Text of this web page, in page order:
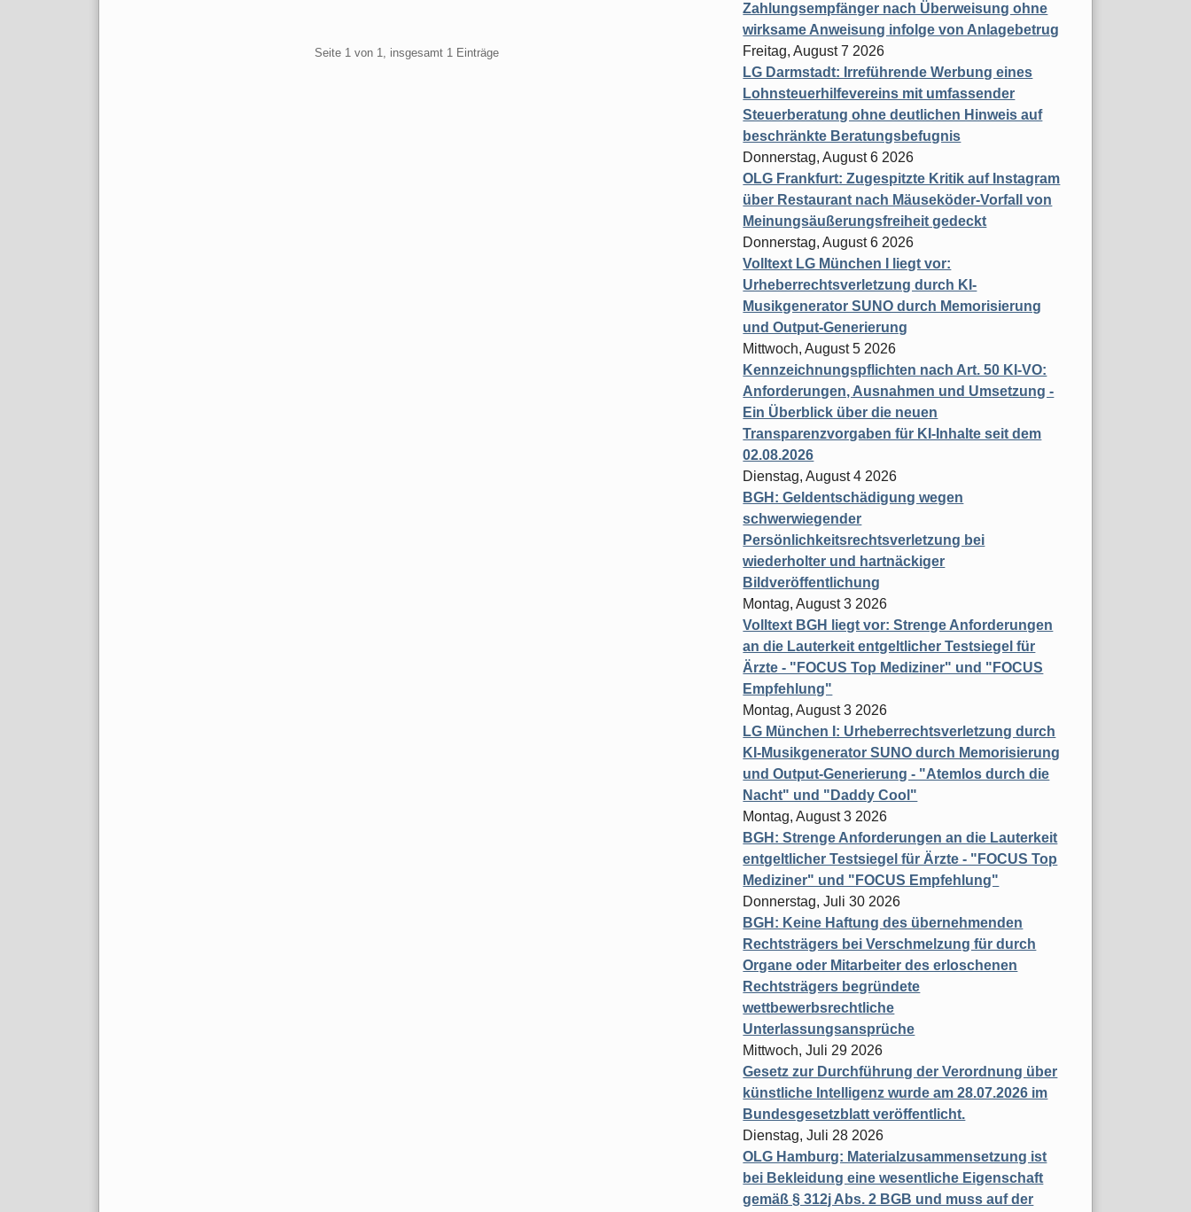
Seite 1 von 1, insgesamt 1 Einträge
Zahlungsempfänger nach Überweisung ohne
wirksame Anweisung infolge von Anlagebetrug
Freitag, August 7 2026
LG Darmstadt: Irreführende Werbung eines
Lohnsteuerhilfevereins mit umfassender
Steuerberatung ohne deutlichen Hinweis auf
beschränkte Beratungsbefugnis
Donnerstag, August 6 2026
OLG Frankfurt: Zugespitzte Kritik auf Instagram
über Restaurant nach Mäuseköder-Vorfall von
Meinungsäußerungsfreiheit gedeckt
Donnerstag, August 6 2026
Volltext LG München I liegt vor:
Urheberrechtsverletzung durch KI-
Musikgenerator SUNO durch Memorisierung
und Output-Generierung
Mittwoch, August 5 2026
Kennzeichnungspflichten nach Art. 50 KI-VO:
Anforderungen, Ausnahmen und Umsetzung -
Ein Überblick über die neuen
Transparenzvorgaben für KI-Inhalte seit dem
02.08.2026
Dienstag, August 4 2026
BGH: Geldentschädigung wegen
schwerwiegender
Persönlichkeitsrechtsverletzung bei
wiederholter und hartnäckiger
Bildveröffentlichung
Montag, August 3 2026
Volltext BGH liegt vor: Strenge Anforderungen
an die Lauterkeit entgeltlicher Testsiegel für
Ärzte - "FOCUS Top Mediziner" und "FOCUS
Empfehlung"
Montag, August 3 2026
LG München I: Urheberrechtsverletzung durch
KI-Musikgenerator SUNO durch Memorisierung
und Output-Generierung - "Atemlos durch die
Nacht" und "Daddy Cool"
Montag, August 3 2026
BGH: Strenge Anforderungen an die Lauterkeit
entgeltlicher Testsiegel für Ärzte - "FOCUS Top
Mediziner" und "FOCUS Empfehlung"
Donnerstag, Juli 30 2026
BGH: Keine Haftung des übernehmenden
Rechtsträgers bei Verschmelzung für durch
Organe oder Mitarbeiter des erloschenen
Rechtsträgers begründete
wettbewerbsrechtliche
Unterlassungsansprüche
Mittwoch, Juli 29 2026
Gesetz zur Durchführung der Verordnung über
künstliche Intelligenz wurde am 28.07.2026 im
Bundesgesetzblatt veröffentlicht.
Dienstag, Juli 28 2026
OLG Hamburg: Materialzusammensetzung ist
bei Bekleidung eine wesentliche Eigenschaft
gemäß § 312j Abs. 2 BGB und muss auf der